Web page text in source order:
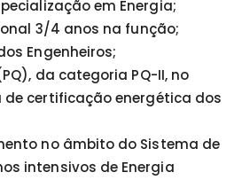
em Energia;
3/4 anos na função;
Engenheiros;
da categoria PQ-II, no
certificação energética dos
no âmbito do Sistema de
intensivos de Energia